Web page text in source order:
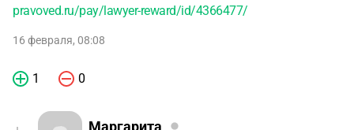
pravoved.ru/pay/lawyer-reward/id/4366477/
16 февраля, 08:08
1 0
Маргарита